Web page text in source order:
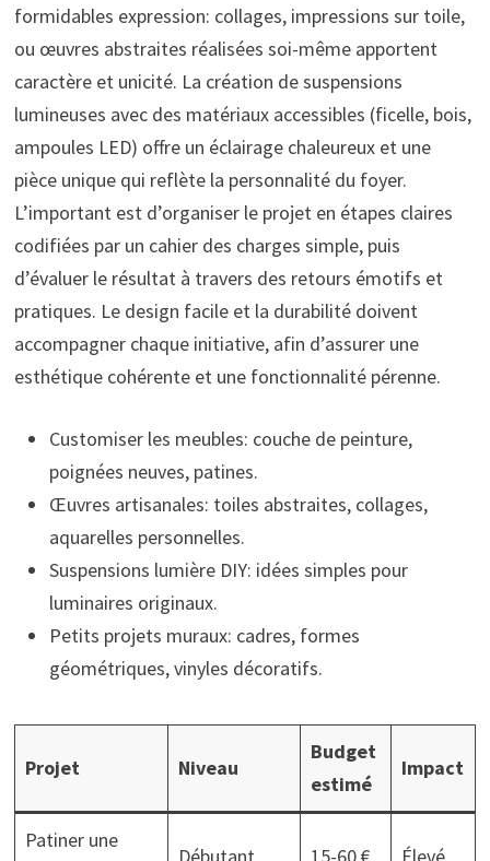
formidables expression: collages, impressions sur toile,
ou œuvres abstraites réalisées soi-même apportent
caractère et unicité. La création de suspensions
lumineuses avec des matériaux accessibles (ficelle, bois,
ampoules LED) offre un éclairage chaleureux et une
pièce unique qui reflète la personnalité du foyer.
L’important est d’organiser le projet en étapes claires
codifiées par un cahier des charges simple, puis
d’évaluer le résultat à travers des retours émotifs et
pratiques. Le design facile et la durabilité doivent
accompagner chaque initiative, afin d’assurer une
esthétique cohérente et une fonctionnalité pérenne.
Customiser les meubles: couche de peinture,
poignées neuves, patines.
Œuvres artisanales: toiles abstraites, collages,
aquarelles personnelles.
Suspensions lumière DIY: idées simples pour
luminaires originaux.
Petits projets muraux: cadres, formes
géométriques, vinyles décoratifs.
Projet Niveau
Budget
estimé
Impact
Patiner une